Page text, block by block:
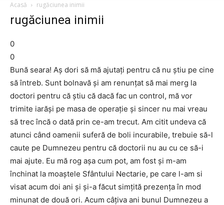
Acasă
rugăciunea inimii
rugăciunea inimii
0
0
Bună seara! Aş dori să mă ajutaţi pentru că nu ştiu pe cine
să întreb. Sunt bolnavă şi am renunţat să mai merg la
doctori pentru că ştiu că dacă fac un control, mă vor
trimite iarăşi pe masa de operaţie şi sincer nu mai vreau
să trec încă o dată prin ce-am trecut. Am citit undeva că
atunci când oamenii suferă de boli incurabile, trebuie să-l
caute pe Dumnezeu pentru că doctorii nu au cu ce să-i
mai ajute. Eu mă rog aşa cum pot, am fost şi m-am
închinat la moaştele Sfântului Nectarie, pe care l-am si
visat acum doi ani şi şi-a făcut simţită prezenţa în mod
minunat de două ori. Acum câţiva ani bunul Dumnezeu a